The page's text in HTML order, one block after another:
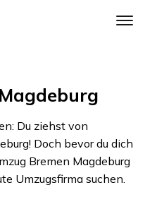
Du ziehst von
! Doch bevor du dich
Bremen Magdeburg
Umzugsfirma suchen.